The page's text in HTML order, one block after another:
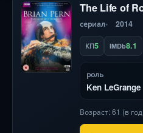
The Life of
сериал 2014
КП5 IMDb8.1
роль
Ken LeGrange
Возраст: 61 (в